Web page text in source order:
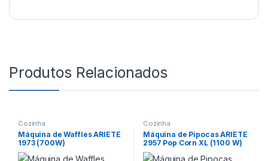
Produtos Relacionados
Cozinha
Máquina de Waffles ARIETE
1973 (700W)
Cozinha
Máquina de Pipocas ARIETE
2957 Pop Corn XL (1100 W)